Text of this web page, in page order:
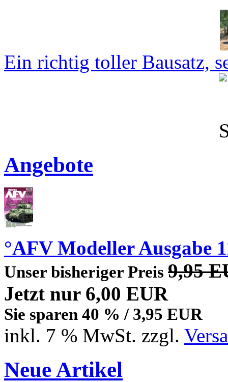
Ein richtig toller Bausatz,
Angebote
°AFV Modeller Ausgabe
Unser bisheriger Preis 9,95
Jetzt nur 6,00 EUR
Sie sparen 40 % / 3,95 EUR
inkl. 7 % MwSt. zzgl.
Neue Artikel